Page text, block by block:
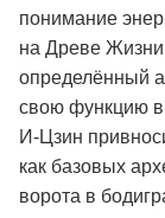
понимание
на Древе
определённый
свою функцию
И-Цзин
как базовых
ворота в